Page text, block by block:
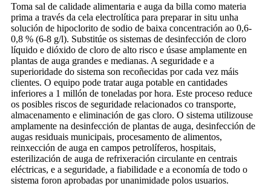
Toma sal de calidade alimentaria e auga da billa como materia
prima a través da cela electrolítica para preparar in situ unha
solución de hipoclorito de sodio de baixa concentración ao 0,6-
0,8 % (6-8 g/l). Substitúe os sistemas de desinfección de cloro
líquido e dióxido de cloro de alto risco e úsase amplamente en
plantas de auga grandes e medianas. A seguridade e a
superioridade do sistema son recoñecidas por cada vez máis
clientes. O equipo pode tratar auga potable en cantidades
inferiores a 1 millón de toneladas por hora. Este proceso reduce
os posibles riscos de seguridade relacionados co transporte,
almacenamento e eliminación de gas cloro. O sistema utilizouse
amplamente na desinfección de plantas de auga, desinfección de
augas residuais municipais, procesamento de alimentos,
reinxección de auga en campos petrolíferos, hospitais,
esterilización de auga de refrixeración circulante en centrais
eléctricas, e a seguridade, a fiabilidade e a economía de todo o
sistema foron aprobadas por unanimidade polos usuarios.